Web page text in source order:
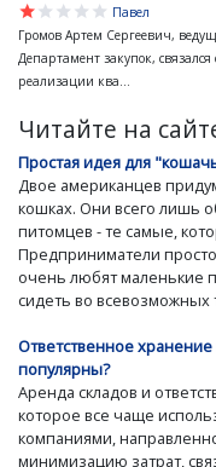
star
star
star
star
star
Павел
Громов Артем Сергеевич,
Департамент закупок,
реализации ква...
Читайте на
Простая идея для
Двое американцев
кошках. Они всего лишь
питомцев - те самые,
Предприниматели просто
очень любят маленькие
сидеть во всевозможных
Ответственное хранение
популярны?
Аренда складов и
которое все чаще
компаниями,
минимизацию затрат,